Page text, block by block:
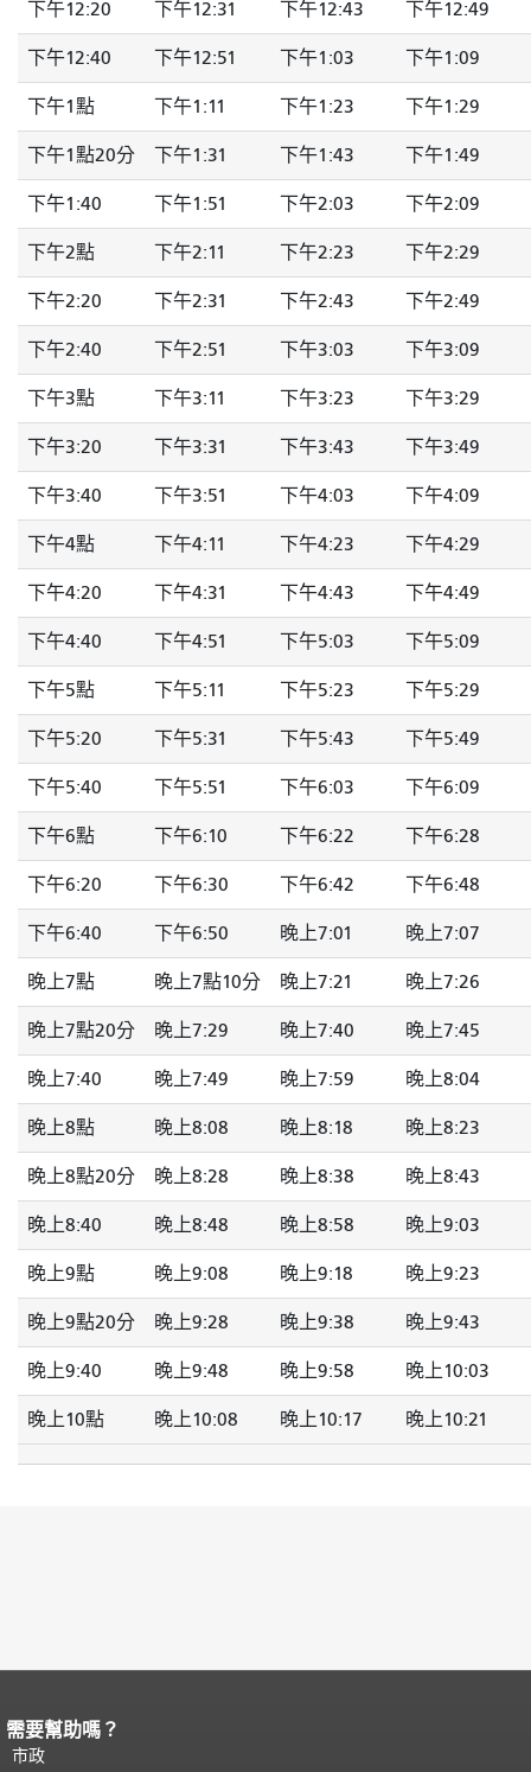
下午12:20 下午12:31 下午12:43 下午12:49
下午12:40 下午12:51 下午1:03 下午1:09
下午1點 下午1:11 下午1:23 下午1:29
下午1點20分 下午1:31 下午1:43 下午1:49
下午1:40 下午1:51 下午2:03 下午2:09
下午2點 下午2:11 下午2:23 下午2:29
下午2:20 下午2:31 下午2:43 下午2:49
下午2:40 下午2:51 下午3:03 下午3:09
下午3點 下午3:11 下午3:23 下午3:29
下午3:20 下午3:31 下午3:43 下午3:49
下午3:40 下午3:51 下午4:03 下午4:09
下午4點 下午4:11 下午4:23 下午4:29
下午4:20 下午4:31 下午4:43 下午4:49
下午4:40 下午4:51 下午5:03 下午5:09
下午5點 下午5:11 下午5:23 下午5:29
下午5:20 下午5:31 下午5:43 下午5:49
下午5:40 下午5:51 下午6:03 下午6:09
下午6點 下午6:10 下午6:22 下午6:28
下午6:20 下午6:30 下午6:42 下午6:48
下午6:40 下午6:50 晚上7:01 晚上7:07
晚上7點 晚上7點10分 晚上7:21 晚上7:26
晚上7點20分 晚上7:29 晚上7:40 晚上7:45
晚上7:40 晚上7:49 晚上7:59 晚上8:04
晚上8點 晚上8:08 晚上8:18 晚上8:23
晚上8點20分 晚上8:28 晚上8:38 晚上8:43
晚上8:40 晚上8:48 晚上8:58 晚上9:03
晚上9點 晚上9:08 晚上9:18 晚上9:23
晚上9點20分 晚上9:28 晚上9:38 晚上9:43
晚上9:40 晚上9:48 晚上9:58 晚上10:03
晚上10點 晚上10:08 晚上10:17 晚上10:21
頁面內容結束。
都會重複顯示。
需要幫助嗎？
市政